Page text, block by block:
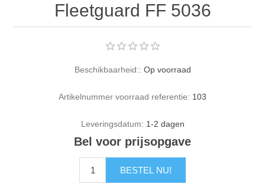
Fleetguard FF 5036
Beschikbaarheid:: Op voorraad
Artikelnummer voorraad referentie: 103
Leveringsdatum: 1-2 dagen
Bel voor prijsopgave
BESTEL NU!